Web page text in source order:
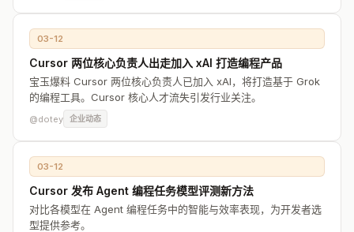
03-12
Cursor 两位核心负责人出走加入 xAI 打造编程产品
宝玉爆料 Cursor 两位核心负责人已加入 xAI，将打造基于 Grok
的编程工具。Cursor 核心人才流失引发行业关注。
@dotey 企业动态
03-12
Cursor 发布 Agent 编程任务模型评测新方法
对比各模型在 Agent 编程任务中的智能与效率表现，为开发者选
型提供参考。